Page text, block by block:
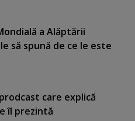
a Alăptării
să spună de ce le este
care explică
îl prezintă